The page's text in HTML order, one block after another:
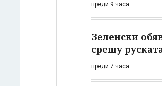
преди 9 часа
Зеленски
срещу
преди 7 часа